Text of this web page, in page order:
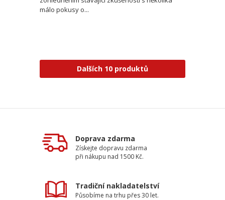
málo pokusy o...
Dalších 10 produktů
Doprava zdarma
Získejte dopravu zdarma
při nákupu nad 1500 Kč.
Tradiční nakladatelství
Působíme na trhu přes 30 let.